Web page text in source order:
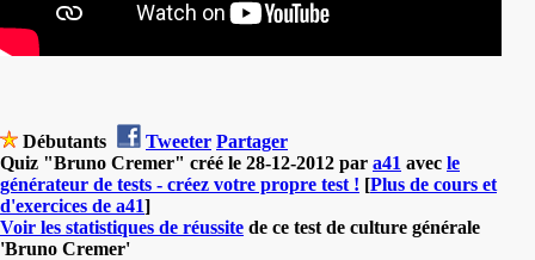
Débutants Tweeter Partager
Quiz "Bruno Cremer" créé le 28-12-2012 par a41 avec le
générateur de tests - créez votre propre test ! [Plus de cours et
d'exercices de a41]
Voir les statistiques de réussite de ce test de culture générale
'Bruno Cremer'